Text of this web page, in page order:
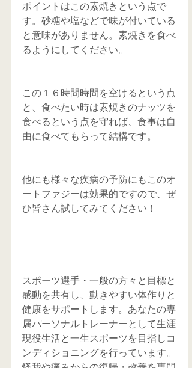
ポイントはこの素焼きという点で
す。砂糖や塩などで味が付いている
と意味がありません。素焼きを食べ
るようにしてください。
この１６時間時間を空けるという点
と、食べたい時は素焼きのナッツを
食べるという点を守れば、食事は自
由に食べてもらって結構です。
他にも様々な疾病の予防にもこのオ
ートファジーは効果的ですので、ぜ
ひ皆さん試してみてください！
スポーツ選手・一般の方々と目標と
感動を共有し、動きやすい体作りと
健康をサポートします。あなたの専
属パーソナルトレーナーとして生涯
現役生活と一生スポーツを目指しコ
ンディショニングを行っています。